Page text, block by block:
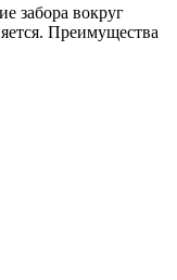
забора вокруг
Преимущества